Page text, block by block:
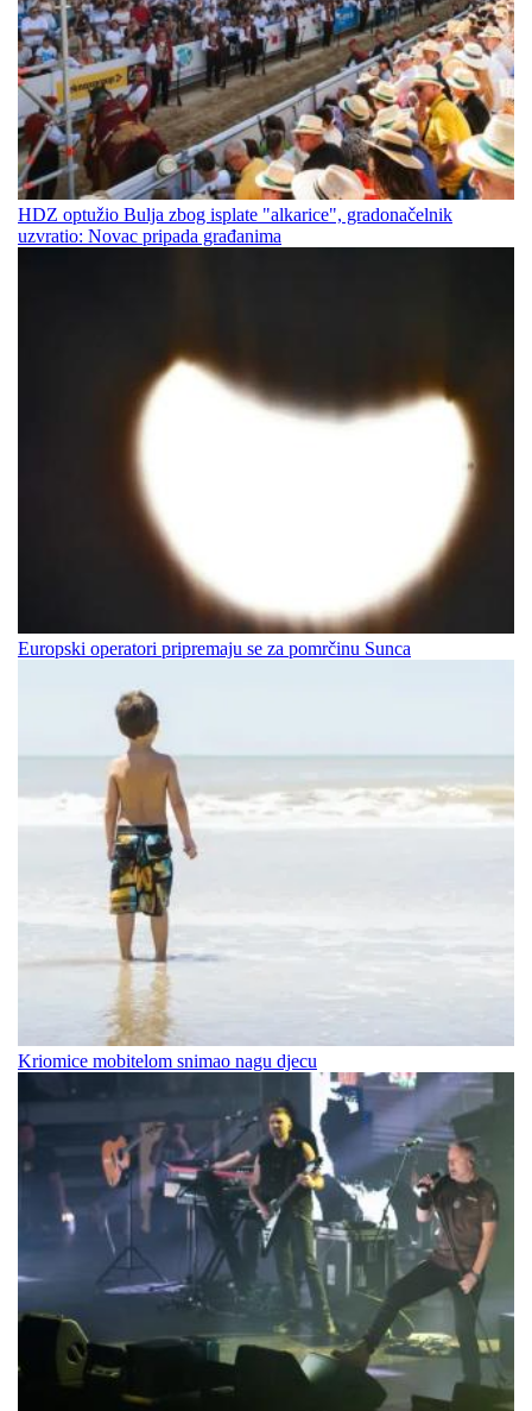
HDZ optužio Bulja zbog isplate "alkarice", gradonačelnik
uzvratio: Novac pripada građanima
Europski operatori pripremaju se za pomrčinu Sunca
Kriomice mobitelom snimao nagu djecu